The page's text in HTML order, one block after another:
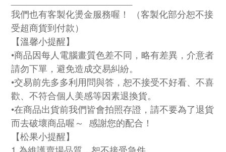
我們也有客製化燙金服務喔！ （客製化部分恕不接
受超商貨到付款）
【溫馨小提醒】
•商品因每人電腦畫質色差不同，略有差異，介意者
請勿下單，避免造成交易糾紛。
•交易前先多多利用問與答，恕不接受不好看、不喜
歡、不符合個人美感等因素退換貨。
•在商品出貨前我們皆會拍照存證，請不要為了退貨
而去破壞商品喔～ 感謝您的配合！
【松果小提醒】